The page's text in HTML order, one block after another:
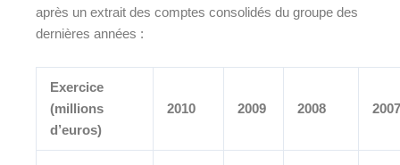
après un extrait des comptes consolidés du groupe des
dernières années :
Exercice
(millions
d’euros)
2010 2009 2008 2007